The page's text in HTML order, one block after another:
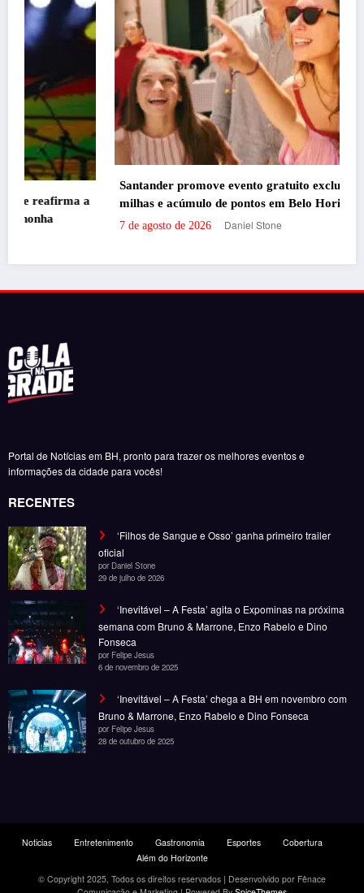
Santander promove evento gratuito exclusivo sobre
milhas e acúmulo de pontos em Belo Horizonte
7 de agosto de 2026 Daniel Stone
Portal de Notícias em BH, pronto para trazer os melhores eventos e
informações da cidade para vocês!
RECENTES
‘Filhos de Sangue e Osso’ ganha primeiro trailer
oficial
por Daniel Stone
29 de julho de 2026
‘Inevitável – A Festa’ agita o Expominas na próxima
semana com Bruno & Marrone, Enzo Rabelo e Dino
Fonseca
por Felipe Jesus
6 de novembro de 2025
‘Inevitável – A Festa’ chega a BH em novembro com
Bruno & Marrone, Enzo Rabelo e Dino Fonseca
por Felipe Jesus
28 de outubro de 2025
Noticias Entretenimento Gastronomia Esportes
Cobertura
Além do Horizonte
© Copyright 2025, Todos os direitos reservados | Desenvolvido por Fênace